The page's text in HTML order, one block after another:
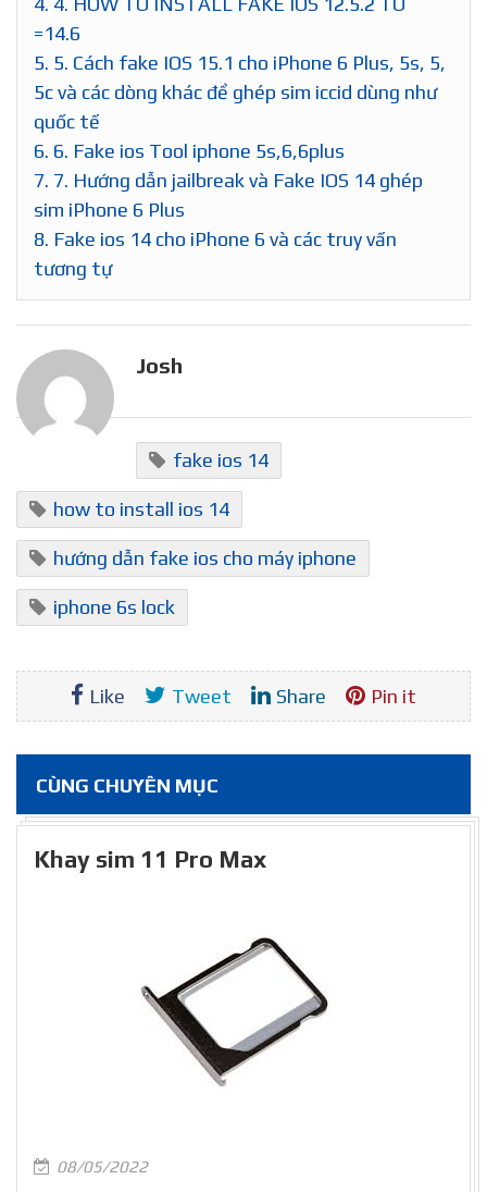
=14.6
5. 5. Cách fake IOS 15.1 cho iPhone 6 Plus, 5s, 5,
5c và các dòng khác để ghép sim iccid dùng như
quốc tế
6. 6. Fake ios Tool iphone 5s,6,6plus
7. 7. Hướng dẫn jailbreak và Fake IOS 14 ghép
sim iPhone 6 Plus
8. Fake ios 14 cho iPhone 6 và các truy vấn
tương tự
Josh
fake ios 14
how to install ios 14
hướng dẫn fake ios cho máy iphone
iphone 6s lock
Like Tweet Share Pin it
CÙNG CHUYÊN MỤC
Khay sim 11 Pro Max
08/05/2022